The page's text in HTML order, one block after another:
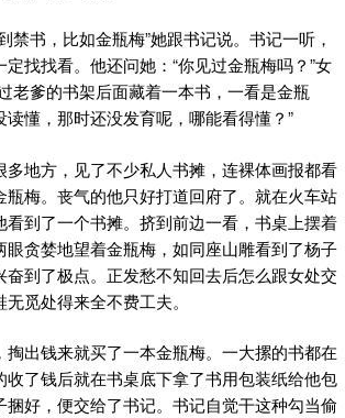
禁书，比如金瓶梅”她跟书记说。书记一听，
找找看。他还问她：“你见过金瓶梅吗？”女
老爹的书架后面藏着一本书，一看是金瓶
懂，那时还没发育呢，哪能看得懂？”
多地方，见了不少私人书摊，连裸体画报都看
瓶梅。丧气的他只好打道回府了。就在火车站
看到了一个书摊。挤到前边一看，书桌上摆着
眼贪婪地望着金瓶梅，如同座山雕看到了杨子
奋到了极点。正发愁不知回去后怎么跟女处交
觅处得来全不费工夫。
掏出钱来就买了一本金瓶梅。一大摞的书都在
收了钱后就在书桌底下拿了书用包装纸给他包
捆好，便交给了书记。书记自觉干这种勾当偷